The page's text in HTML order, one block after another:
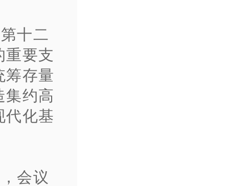
十二
重要支
筹存量
集约高
代化基
会议